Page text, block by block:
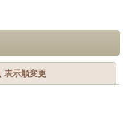
表示順変更